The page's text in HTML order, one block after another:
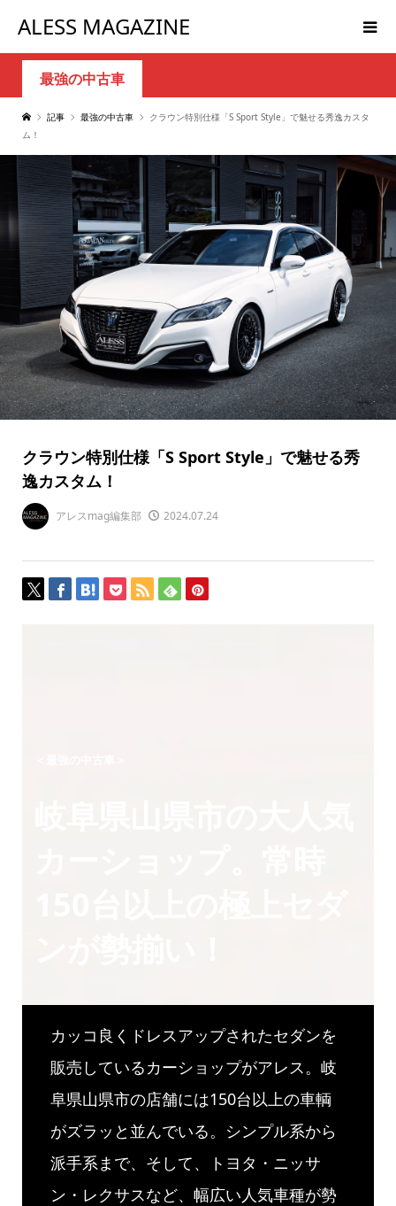
ALESS MAGAZINE
最強の中古車
記事 最強の中古車
クラウン特別仕様「S Sport Style」で魅せる秀逸カスタ
ム！
クラウン特別仕様「S Sport Style」で魅せる秀
逸カスタム！
アレスmag編集部 2024.07.24
カッコ良くドレスアップされたセダンを
販売しているカーショップがアレス。岐
阜県山県市の店舗には150台以上の車輌
がズラッと並んでいる。シンプル系から
派手系まで、そして、トヨタ・ニッサ
ン・レクサスなど、幅広い人気車種が勢